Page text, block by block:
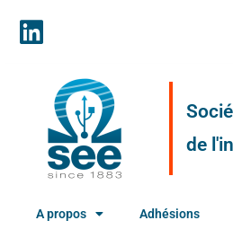
de
A propos Adhésions